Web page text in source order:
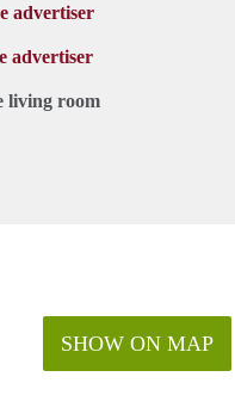
advertiser
advertiser
living room
SHOW ON MAP